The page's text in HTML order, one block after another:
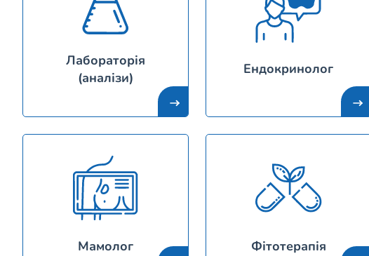
Лабораторія
(аналізи)
Ендокринолог
Мамолог Фітотерапія